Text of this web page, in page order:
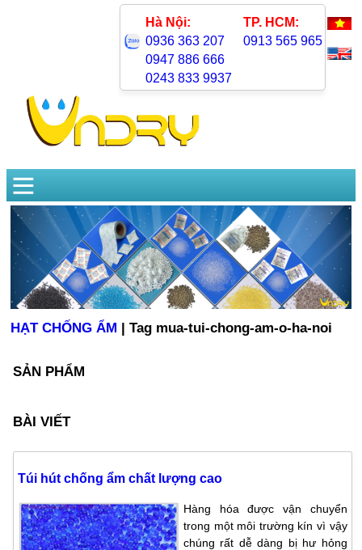
Hà Nội:
0936 363 207
0947 886 666
0243 833 9937
TP. HCM:
0913 565 965
HẠT CHỐNG ẨM | Tag mua-tui-chong-am-o-ha-noi
SẢN PHẨM
BÀI VIẾT
Túi hút chống ẩm chất lượng cao
Hàng hóa được vận chuyển
trong một môi trường kín vì vậy
chúng rất dễ dàng bị hư hỏng